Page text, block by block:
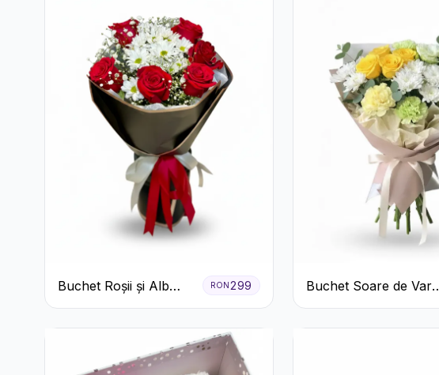
Buchet Roșii și Alb
Clasic
RON299
Buchet Soare de Vară
cu Trandafiri Galbeni